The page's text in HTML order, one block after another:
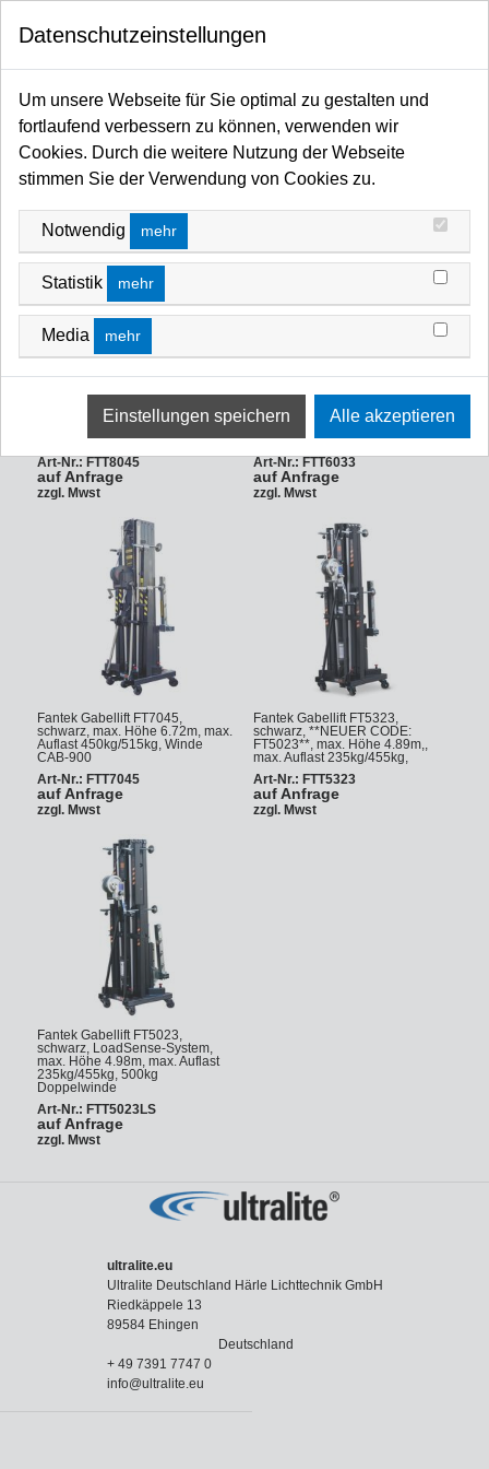
Startseite FANTEK SHOP GABELLIFTE
GABELLIFTE
FILTERN NACH SORTIEREN NACH
Fantek Gabellift FT8045,
schwarz, max. Höhe 8m, max.
Auflast 700kg/450kg,
Art-Nr.: FTT8045
auf Anfrage
zzgl. Mwst
FT6045** max. Höhe 5.95m,
max. Auflast 515kg/455kg, Winde
CAB-900
Art-Nr.: FTT6033
auf Anfrage
zzgl. Mwst
Fantek Gabellift FT7045,
schwarz, max. Höhe 6.72m, max.
Auflast 450kg/515kg, Winde
CAB-900
Art-Nr.: FTT7045
auf Anfrage
zzgl. Mwst
Fantek Gabellift FT5323,
schwarz, **NEUER CODE:
FT5023**, max. Höhe 4.89m,,
max. Auflast 235kg/455kg,
Art-Nr.: FTT5323
auf Anfrage
zzgl. Mwst
Fantek Gabellift FT5023,
schwarz, LoadSense-System,
max. Höhe 4.98m, max. Auflast
235kg/455kg, 500kg
Doppelwinde
Art-Nr.: FTT5023LS
auf Anfrage
zzgl. Mwst
ultralite.eu
Ultralite Deutschland Härle Lichttechnik GmbH
Riedkäppele 13
89584 Ehingen
Deutschland
+ 49 7391 7747 0
info@ultralite.eu
Datenschutzeinstellungen
Um unsere Webseite für Sie optimal zu gestalten und
fortlaufend verbessern zu können, verwenden wir
Cookies. Durch die weitere Nutzung der Webseite
stimmen Sie der Verwendung von Cookies zu.
Notwendig mehr
Statistik mehr
Media mehr